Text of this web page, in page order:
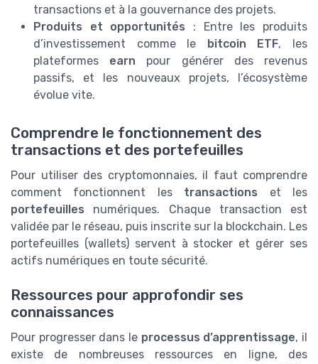
transactions et à la gouvernance des projets.
Produits et opportunités : Entre les produits
d’investissement comme le bitcoin ETF, les
plateformes earn pour générer des revenus
passifs, et les nouveaux projets, l’écosystème
évolue vite.
Comprendre le fonctionnement des
transactions et des portefeuilles
Pour utiliser des cryptomonnaies, il faut comprendre
comment fonctionnent les transactions et les
portefeuilles numériques. Chaque transaction est
validée par le réseau, puis inscrite sur la blockchain. Les
portefeuilles (wallets) servent à stocker et gérer ses
actifs numériques en toute sécurité.
Ressources pour approfondir ses
connaissances
Pour progresser dans le processus d’apprentissage, il
existe de nombreuses ressources en ligne, des